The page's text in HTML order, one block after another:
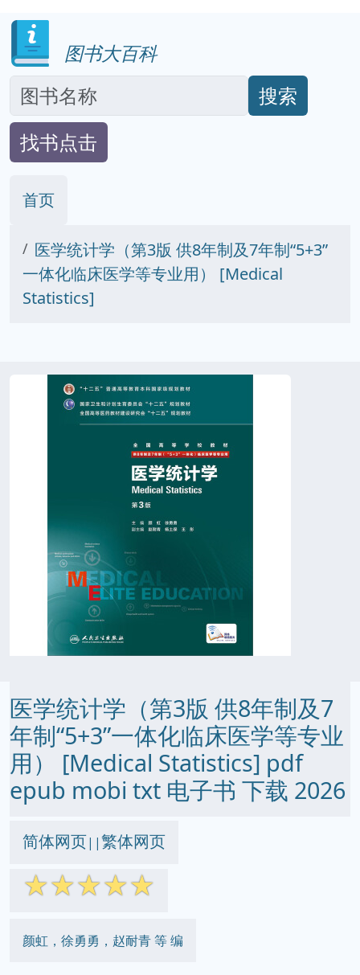
图书大百科
搜索
找书点击
首页
医学统计学（第3版 供8年制及7年制“5+3”
一体化临床医学等专业用） [Medical
Statistics]
医学统计学（第3版 供8年制及7
年制“5+3”一体化临床医学等专业
用） [Medical Statistics] pdf
epub mobi txt 电子书 下载 2026
简体网页||繁体网页
☆☆☆☆☆
颜虹，徐勇勇，赵耐青 等 编